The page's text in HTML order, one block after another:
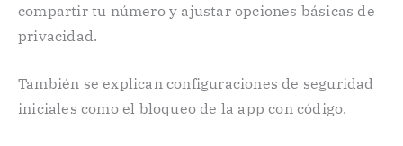
compartir tu número y ajustar opciones básicas de
privacidad.
También se explican configuraciones de seguridad
iniciales como el bloqueo de la app con código.